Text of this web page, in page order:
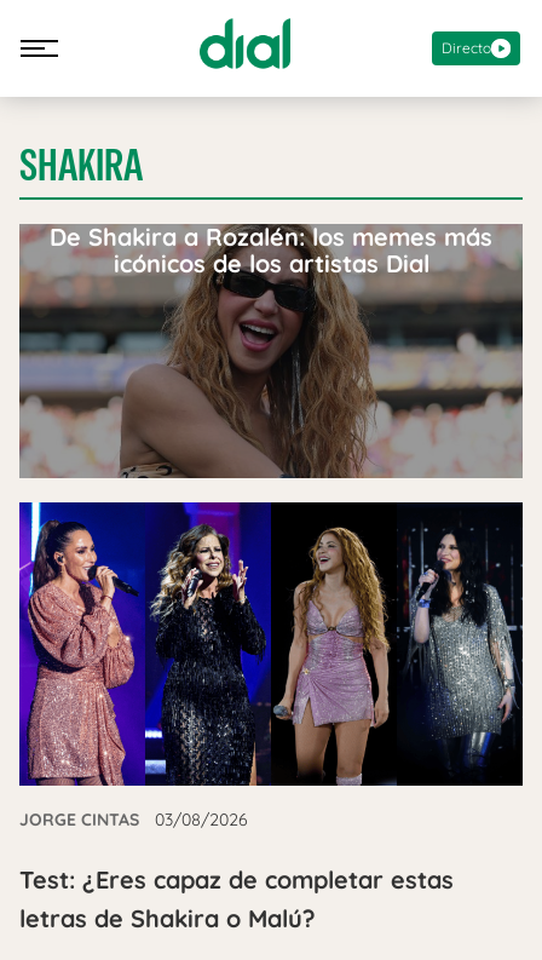
Directo
SHAKIRA
De Shakira a Rozalén: los memes más
icónicos de los artistas Dial
JORGE CINTAS 03/08/2026
Test: ¿Eres capaz de completar estas
letras de Shakira o Malú?